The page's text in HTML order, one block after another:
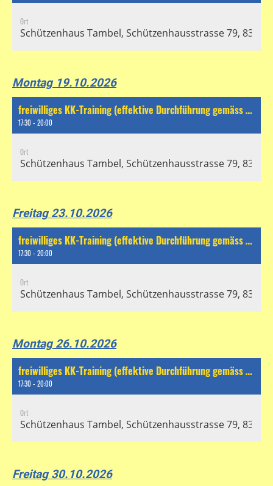
Ort
Schützenhaus Tambel, Schützenhausstrasse 79, 8304
Montag 19.10.2026
freiwilliges KK-Training (effektive Durchführung gemäss separatem Chat)
17:30 - 20:00
Ort
Schützenhaus Tambel, Schützenhausstrasse 79, 8304
Freitag 23.10.2026
freiwilliges KK-Training (effektive Durchführung gemäss separatem Chat)
17:30 - 20:00
Ort
Schützenhaus Tambel, Schützenhausstrasse 79, 8304
Montag 26.10.2026
freiwilliges KK-Training (effektive Durchführung gemäss separatem Chat)
17:30 - 20:00
Ort
Schützenhaus Tambel, Schützenhausstrasse 79, 8304
Freitag 30.10.2026